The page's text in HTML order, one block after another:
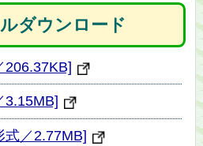
ダウンロード
206.37KB]
3.15MB]
式／2.77MB]